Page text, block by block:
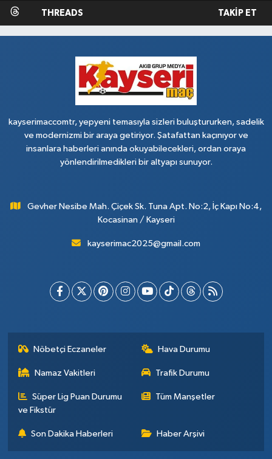
THREADS TAKIP ET
kayserimaccomtr, yepyeni temasıyla sizleri buluştururken, sadelik
ve modernizmi bir araya getiriyor. Şatafattan kaçınıyor ve
insanlara haberleri anında okuyabilecekleri, ordan oraya
yönlendirilmedikleri bir altyapı sunuyor.
Gevher Nesibe Mah. Çiçek Sk. Tuna Apt. No:2, İç Kapı No:4,
Kocasinan / Kayseri
kayserimac2025@gmail.com
Nöbetçi Eczaneler Hava Durumu
Namaz Vakitleri Trafik Durumu
Süper Lig Puan Durumu
ve Fikstür
Tüm Manşetler
Son Dakika Haberleri Haber Arşivi